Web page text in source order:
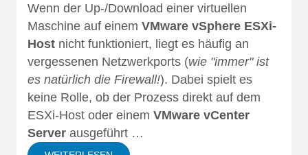
Wenn der Up-/Download einer virtuellen
Maschine auf einem VMware vSphere ESXi-
Host nicht funktioniert, liegt es häufig an
vergessenen Netzwerkports (wie "immer" ist
es natürlich die Firewall!). Dabei spielt es
keine Rolle, ob der Prozess direkt auf dem
ESXi-Host oder einem VMware vCenter
Server ausgeführt …